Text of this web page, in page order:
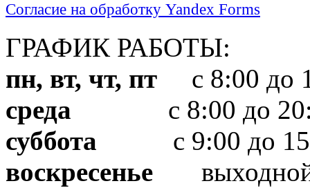
Согласие на обработку Yandex Forms
ГРАФИК РАБОТЫ:
пн, вт, чт, пт с 8:00 до
среда с 8:00 до
суббота с 9:00 до
воскресенье